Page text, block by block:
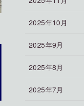
2025年10月
2025年9月
2025年8月
2025年7月